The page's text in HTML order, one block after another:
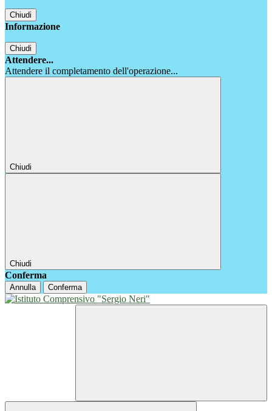
Chiudi
Informazione
Chiudi
Attendere...
Attendere il completamento dell'operazione...
Chiudi
Chiudi
Conferma
Annulla Conferma